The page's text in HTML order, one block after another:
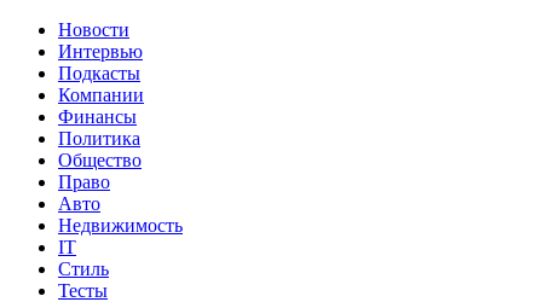
Новости
Интервью
Подкасты
Компании
Финансы
Политика
Общество
Право
Авто
Недвижимость
IT
Стиль
Тесты